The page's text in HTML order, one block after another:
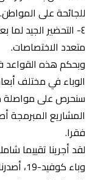
للجائحة على المواطن.
٤- التحضير الجيد
متعدد الاختصاصات.
وبحكم هذه القواعد
الوباء في مختلف
سنحرص على مواصلة
المشاريع المبرمجة
فقرا.
لقد أجرينا تقييما
وباء